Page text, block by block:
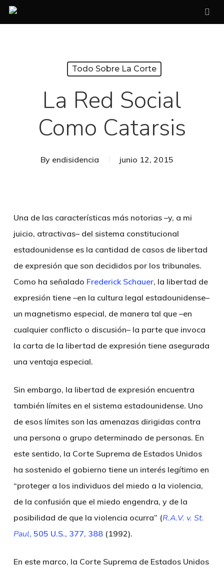
Skip
to
Todo Sobre La Corte
La Red Social
Como Catarsis
By endisidencia junio 12, 2015
Una de las características más notorias –y, a mi
juicio, atractivas– del sistema constitucional
estadounidense es la cantidad de casos de libertad
de expresión que son decididos por los tribunales.
Como ha señalado Frederick Schauer, la libertad de
expresión tiene –en la cultura legal estadounidense–
un magnetismo especial, de manera tal que –en
cualquier conflicto o discusión– la parte que invoca
la carta de la libertad de expresión tiene asegurada
una ventaja especial.
Sin embargo, la libertad de expresión encuentra
también límites en el sistema estadounidense. Uno
de esos límites son las amenazas dirigidas contra
una persona o grupo determinado de personas. En
este sentido, la Corte Suprema de Estados Unidos
ha sostenido el gobierno tiene un interés legítimo en
“proteger a los individuos del miedo a la violencia,
de la confusión que el miedo engendra, y de la
posibilidad de que la violencia ocurra” (R.A.V. v. St.
Paul, 505 U.S., 377, 388(1992).
En este marco, la Corte Suprema de Estados Unidos